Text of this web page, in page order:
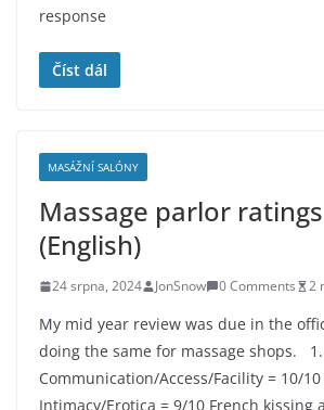
response
Číst dál
MASÁŽNÍ SALÓNY
Massage parlor
(English)
24 srpna, 2024 JonSnow 0 Comments 2
My mid year review was due in the
doing the same for massage shops. 1.
Communication/Access/Facility = 10/10
Intimacy/Erotica = 9/10 French kissing